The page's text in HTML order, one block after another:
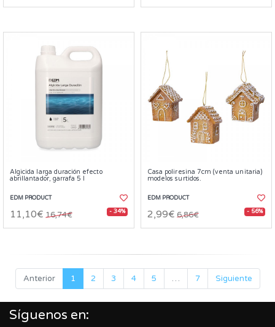
Algicida larga duración efecto
abrillantador, garrafa 5 l
EDM PRODUCT
11,10€ 16,74€ - 34%
Casa poliresina 7cm (venta unitaria)
modelos surtidos.
EDM PRODUCT
2,99€ 6,86€ - 56%
Anterior 1 2 3 4 5 … 7 Siguiente
Síguenos en: